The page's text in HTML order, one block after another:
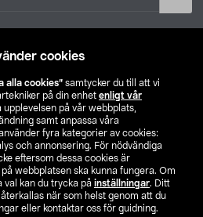
cookies
alla cookies” samtycker du till att vi
på din enhet enligt vår
på vår webbplats,
samt anpassa våra
fyra kategorier av cookies:
och annonsering. För nödvändiga
eftersom dessa cookies är
webbplatsen ska kunna fungera. Om
val kan du trycka på inställningar. Ditt
när som helst genom att du
eller kontaktar oss för guidning.
Hitta butik
NO FI